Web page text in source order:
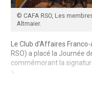
© CAFA RSO, Les
Altmaier.
Le Club d’Affaires
RSO) a placé la Journée
commémorant la
> ...